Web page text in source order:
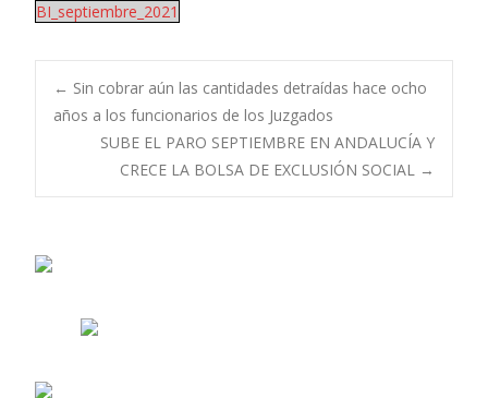
BI_septiembre_2021
Navegación
← Sin cobrar aún las cantidades detraídas hace ocho
años a los funcionarios de los Juzgados
SUBE EL PARO SEPTIEMBRE EN ANDALUCÍA Y
CRECE LA BOLSA DE EXCLUSIÓN SOCIAL →